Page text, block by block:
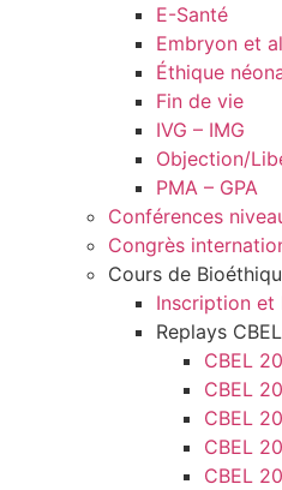
E-Santé
Embryon et
Éthique
Fin de vie
IVG – IMG
Objection/
PMA – GPA
Conférences
Congrès
Cours de
Inscription et
Replays CBEL
CBEL
CBEL
CBEL
CBEL
CBEL